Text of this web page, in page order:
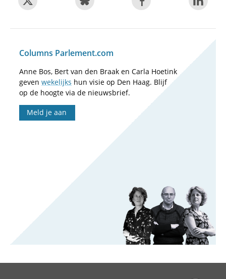
Columns Parlement.com
Anne Bos, Bert van den Braak en Carla Hoetink
geven wekelijks hun visie op Den Haag. Blijf
op de hoogte via de nieuwsbrief.
Meld je aan